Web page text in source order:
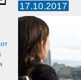
(4, 5, 6 мм)17.10.2017